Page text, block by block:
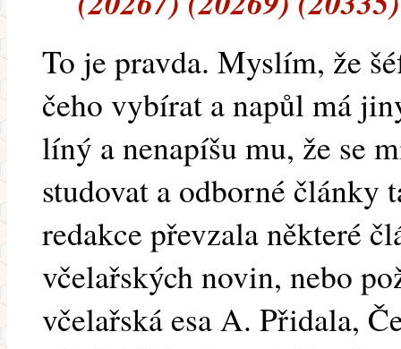
To je pravda. Myslím, že
čeho vybírat a napůl má
líný a nenapíšu mu, že se
studovat a odborné články
redakce převzala některé
včelařských novin, nebo
včelařská esa A. Přidala,